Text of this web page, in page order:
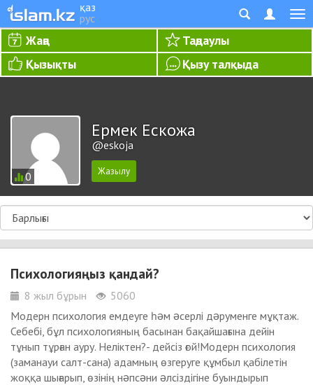
қаз
рус
Жаңа
Таңдаулы
Қызықты
Қызу талқыда
0
Ермек Ескожа
@eskoja
Психологияңыз қандай?
8 жыл бұрын
5060
Модерн психология емдеуге һəм əсерлі дəруменге мұқтаж.
Себебі, бұл психологияның басынан бақайшағына дейін
тұнып тұрған ауру. Неліктен?- дейсіз ғой!Модерн психология
(заманауи салт-сана) адамның өзгеруге құмбыл қабілетін
жоққа шығарып, өзінің нəпсəни əлсіздігіне буындырып